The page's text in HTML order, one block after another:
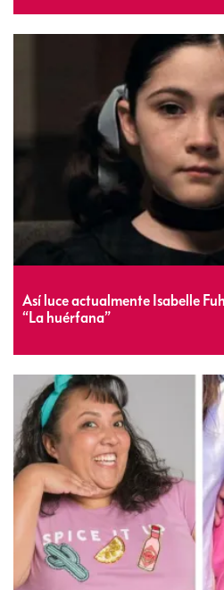
Así luce actualmente Isabelle
“La huérfana”